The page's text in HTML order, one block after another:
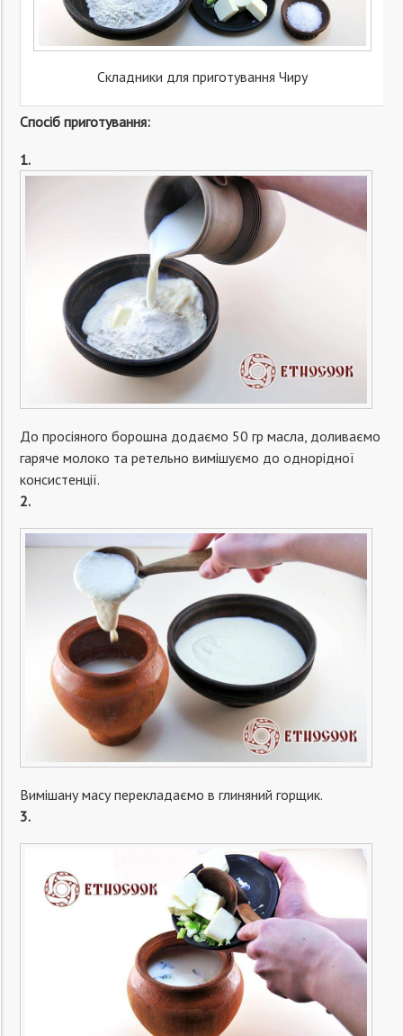
Складники для приготування Чиру
Спосіб приготування:
1.
До просіяного борошна додаємо 50 гр масла, доливаємо
гаряче молоко та ретельно вимішуємо до однорідної
консистенції.
2.
Вимішану масу перекладаємо в глиняний горщик.
3.